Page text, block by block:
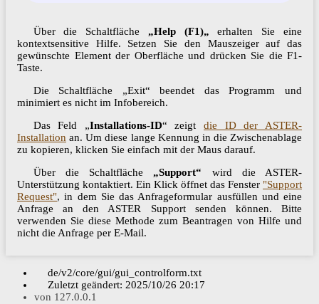
Über die Schaltfläche „Help (F1)„ erhalten Sie eine
kontextsensitive Hilfe. Setzen Sie den Mauszeiger auf das
gewünschte Element der Oberfläche und drücken Sie die F1-
Taste.
Die Schaltfläche „Exit“ beendet das Programm und
minimiert es nicht im Infobereich.
Das Feld „Installations-ID“ zeigtdie ID der ASTER-
Installation an. Um diese lange Kennung in die Zwischenablage
zu kopieren, klicken Sie einfach mit der Maus darauf.
Über die Schaltfläche „Support“ wird die ASTER-
Unterstützung kontaktiert. Ein Klick öffnet das Fenster "Support
Request", in dem Sie das Anfrageformular ausfüllen und eine
Anfrage an den ASTER Support senden können. Bitte
verwenden Sie diese Methode zum Beantragen von Hilfe und
nicht die Anfrage per E-Mail.
de/v2/core/gui/gui_controlform.txt
Zuletzt geändert: 2025/10/26 20:17
von 127.0.0.1